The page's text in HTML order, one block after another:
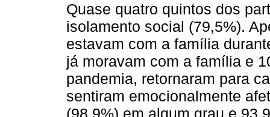
Quase quatro quintos dos
isolamento social (79,5%).
estavam com a família
já moravam com a família e
pandemia, retornaram para
sentiram emocionalmente
(98,9%) em algum grau e